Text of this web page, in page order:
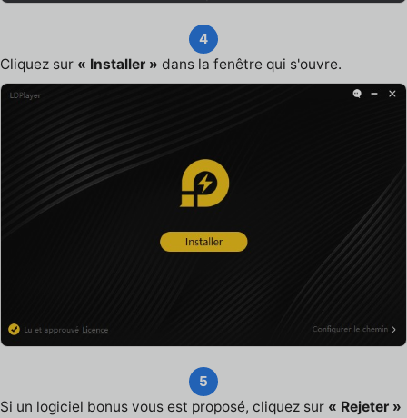
4
Cliquez sur « Installer » dans la fenêtre qui s'ouvre.
5
Si un logiciel bonus vous est proposé, cliquez sur « Rejeter »